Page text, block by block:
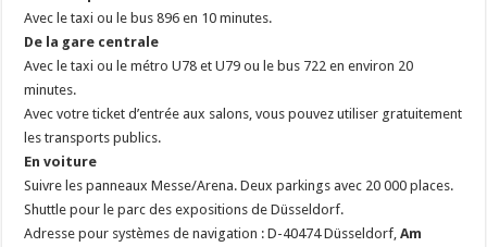
Avec le taxi ou le bus 896 en 10 minutes.
De la gare centrale
Avec le taxi ou le métro U78 et U79 ou le bus 722 en environ 20
minutes.
Avec votre ticket d’entrée aux salons, vous pouvez utiliser gratuitement
les transports publics.
En voiture
Suivre les panneaux Messe/Arena. Deux parkings avec 20 000 places.
Shuttle pour le parc des expositions de Düsseldorf.
Adresse pour systèmes de navigation : D-40474 Düsseldorf,Am